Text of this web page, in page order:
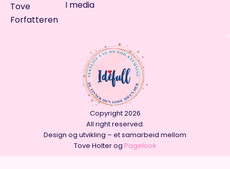
Copyright 2026
All right reserved.
Design og utvikling – et samarbeid mellom
Tove Holter og Pagelook
Tove
Forfatteren
I media